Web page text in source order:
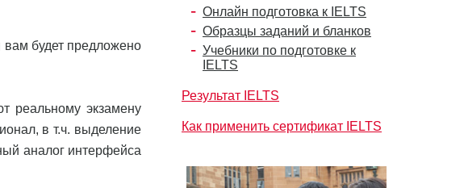
вам будет предложено
реальному экзамену
в т.ч. выделение
аналог интерфейса
Онлайн подготовка к IELTS
Образцы заданий и бланков
Учебники по подготовке к
IELTS
Результат IELTS
Как применить сертификат IELTS